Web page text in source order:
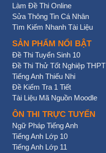
Làm Đề Thi Online
Sửa Thông Tin Cá Nhân
Tìm Kiếm Nhanh Tài Liệu
SẢN PHẨM NỔI BẬT
Đề Thi Tuyển Sinh 10
Đề Thi Thử Tốt Nghiệp THPT
Tiếng Anh Thiếu Nhi
Đề Kiểm Tra 1 Tiết
Tài Liệu Mã Nguồn Moodle
ÔN THI TRỰC TUYẾN
Ngữ Pháp Tiếng Anh
Tiếng Anh Lớp 10
Tiếng Anh Lớp 11